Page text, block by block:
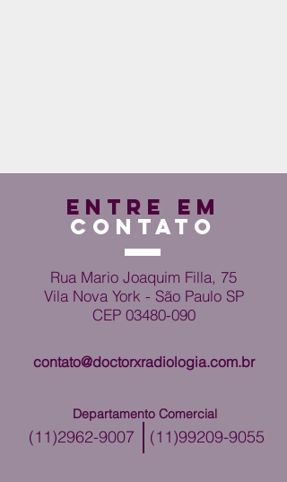
ENTRE EM
CONTATO
Rua Mario Joaquim Filla, 75
Vila Nova York - São Paulo SP
CEP 03480-090
contato@doctorxradiologia.com.br
Departamento Comercial
(11)2962-9007 (11)99209-9055